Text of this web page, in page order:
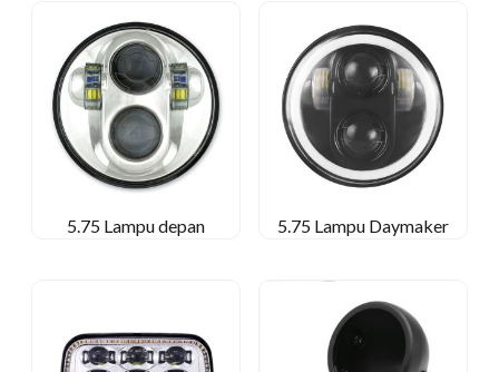
5.75 Lampu depan 5.75 Lampu Daymaker